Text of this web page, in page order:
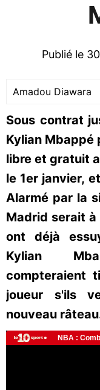
Publié le
Amadou Diawara
Sous contrat
Kylian Mbappé
libre et gratuit
le 1er janvier,
Alarmé par la
Madrid serait
ont déjà
Kylian
compteraient
joueur s'ils
nouveau